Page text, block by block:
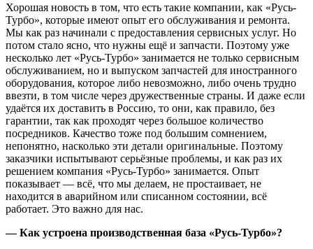
Хорошая новость в том, что есть такие компании, как «Русь-
Турбо», которые имеют опыт его обслуживания и ремонта.
Мы как раз начинали с предоставления сервисных услуг. Но
потом стало ясно, что нужны ещё и запчасти. Поэтому уже
несколько лет «Русь-Турбо» занимается не только сервисным
обслуживанием, но и выпуском запчастей для иностранного
оборудования, которое либо невозможно, либо очень трудно
ввезти, в том числе через дружественные страны. И даже если
удаётся их доставить в Россию, то они, как правило, без
гарантии, так как проходят через большое количество
посредников. Качество тоже под большим сомнением,
непонятно, насколько эти детали оригинальные. Поэтому
заказчики испытывают серьёзные проблемы, и как раз их
решением компания «Русь-Турбо» занимается. Опыт
показывает — всё, что мы делаем, не простаивает, не
находится в аварийном или списанном состоянии, всё
работает. Это важно для нас.
— Как устроена производственная база «Русь-Турбо»?